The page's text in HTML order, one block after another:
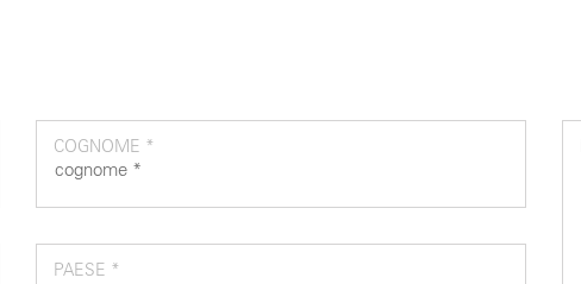
COGNOME *
PAESE *